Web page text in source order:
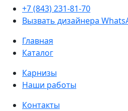
+7 (843) 231-81-70
Вызвать дизайнера
Главная
Каталог
Карнизы
Наши работы
Контакты